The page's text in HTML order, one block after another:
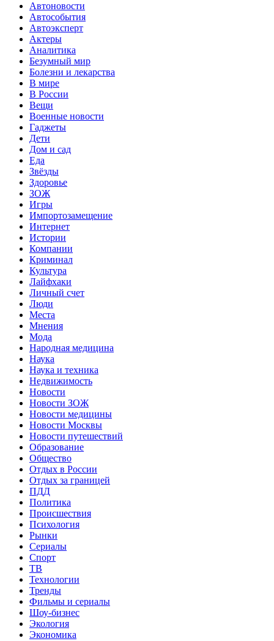
Автоновости
Автособытия
Автоэксперт
Актеры
Аналитика
Безумный мир
Болезни и лекарства
В мире
В России
Вещи
Военные новости
Гаджеты
Дети
Дом и сад
Еда
Звёзды
Здоровье
ЗОЖ
Игры
Импортозамещение
Интернет
Истории
Компании
Криминал
Культура
Лайфхаки
Личный счет
Люди
Места
Мнения
Мода
Народная медицина
Наука
Наука и техника
Недвижимость
Новости
Новости ЗОЖ
Новости медицины
Новости Москвы
Новости путешествий
Образование
Общество
Отдых в России
Отдых за границей
ПДД
Политика
Происшествия
Психология
Рынки
Сериалы
Спорт
ТВ
Технологии
Тренды
Фильмы и сериалы
Шоу-бизнес
Экология
Экономика